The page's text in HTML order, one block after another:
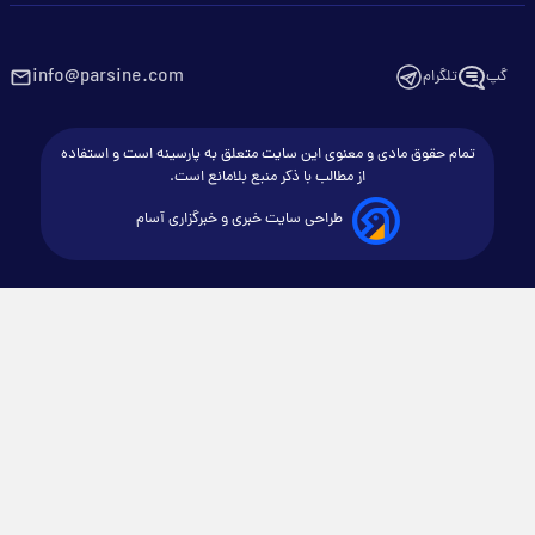
گپ تلگرام info@parsine.com
تمام حقوق مادی و معنوی این سایت متعلق به پارسینه است و استفاده
از مطالب با ذکر منبع بلامانع است.
طراحی سایت خبری و خبرگزاری آسام